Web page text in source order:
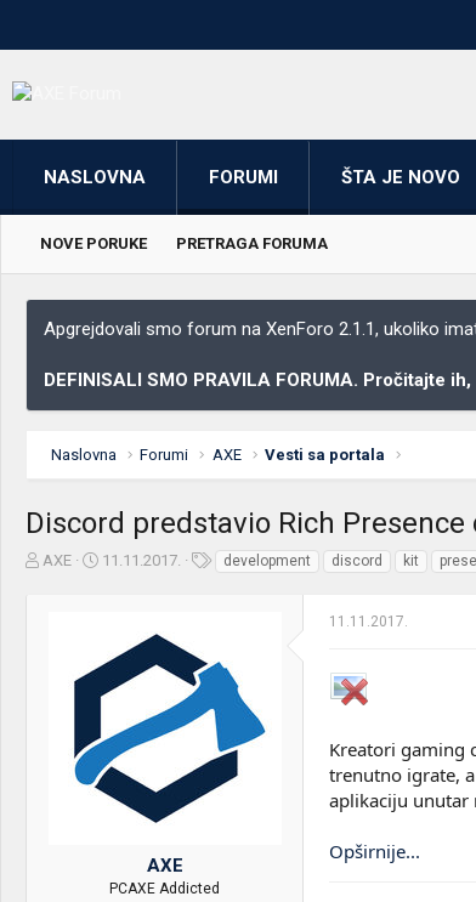
NASLOVNA FORUMI ŠTA JE NOVO
NOVE PORUKE PRETRAGA FORUMA
Apgrejdovali smo forum na XenForo 2.1.1, ukoliko
DEFINISALI SMO PRAVILA FORUMA. Pročitajte
Naslovna Forumi AXE Vesti sa portala
Discord predstavio Rich
Z
AXE
D
p
o
e
t
a
11.11.2017.
e
development discord kit
AXE
PCAXE Addicted
11.11.2017.
Kreatori gaming
trenutno igrate,
aplikaciju unutar
Opširnije...